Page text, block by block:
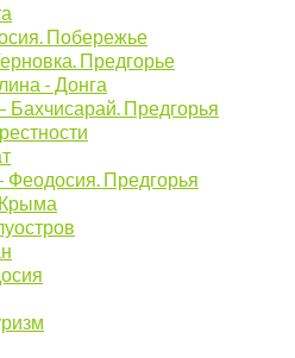
Побережье
Предгорье
- Донга
Предгорья
Предгорья